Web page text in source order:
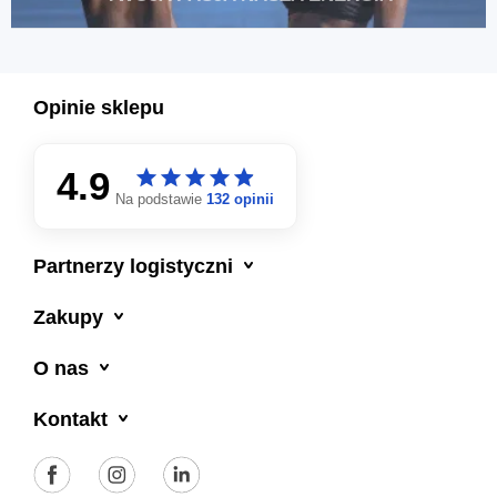
t.j.) Dodatkowo informujemy, że masz prawo do wycofania zgody w każdej chwili.
Więcej o ochronie danych osobowych w zakładce: Polityka Prywatności.
Opinie sklepu
4.9 starstarstarstarstar
starstarstarstarstar
Na podstawie 132 opinii
Partnerzy logistyczni
Zakupy
O nas
Kontakt